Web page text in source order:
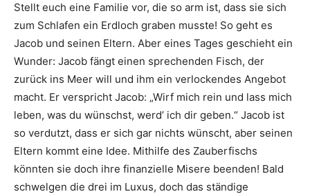
Stellt euch eine Familie vor, die so arm ist, dass sie sich
zum Schlafen ein Erdloch graben musste! So geht es
Jacob und seinen Eltern. Aber eines Tages geschieht ein
Wunder: Jacob fängt einen sprechenden Fisch, der
zurück ins Meer will und ihm ein verlockendes Angebot
macht. Er verspricht Jacob: „Wirf mich rein und lass mich
leben, was du wünschst, werd’ ich dir geben.“ Jacob ist
so verdutzt, dass er sich gar nichts wünscht, aber seinen
Eltern kommt eine Idee. Mithilfe des Zauberfischs
könnten sie doch ihre finanzielle Misere beenden! Bald
schwelgen die drei im Luxus, doch das ständige